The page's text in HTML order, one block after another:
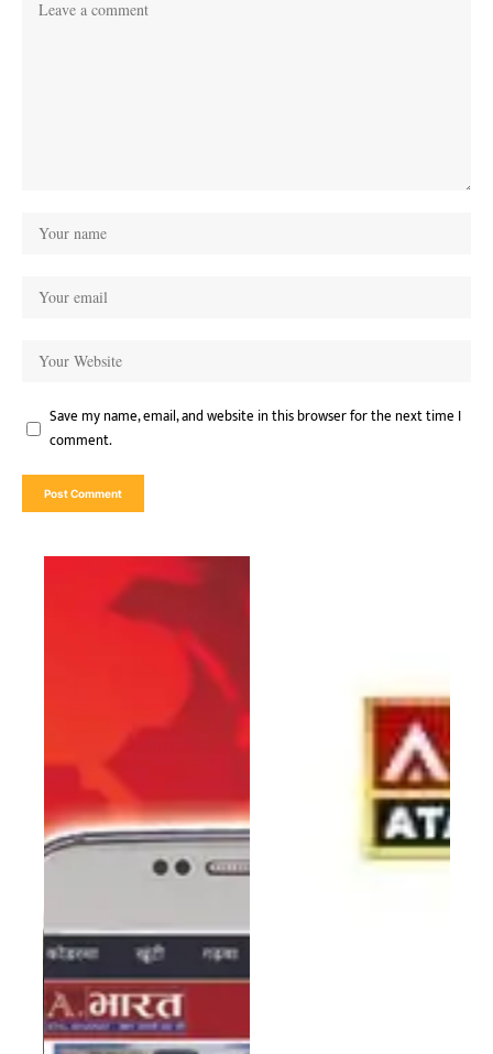
Save my name, email, and website in this browser for the next time I
comment.